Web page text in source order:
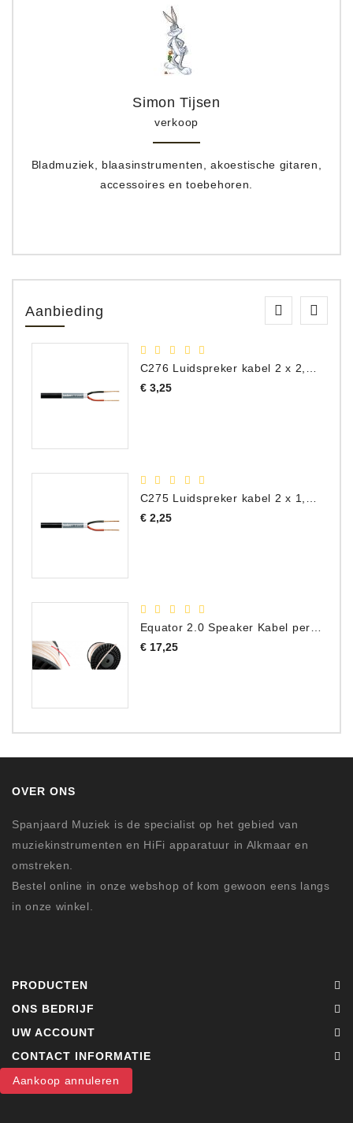
Simon Tijsen
verkoop
Bladmuziek, blaasinstrumenten, akoestische gitaren,
accessoires en toebehoren.
Aanbieding
C276 Luidspreker kabel 2 x 2,50 mm² (per meter)
€ 3,25Prijs
€ 2,25Prijs
Equator 2.0 Speaker Kabel per meter
€ 17,25Prijs
OVER ONS
Spanjaard Muziek is de specialist op het gebied van
muziekinstrumenten en HiFi apparatuur in Alkmaar en
omstreken.
Bestel online in onze webshop of kom gewoon eens langs
in onze winkel.
PRODUCTEN
ONS BEDRIJF
UW ACCOUNT
CONTACT INFORMATIE
Aankoop annuleren